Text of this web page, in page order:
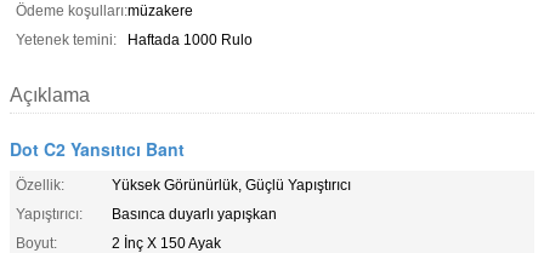
Ödeme koşulları:müzakere
Yetenek temini:
Haftada 1000 Rulo
Açıklama
Dot C2 Yansıtıcı Bant
Özellik:
Yüksek Görünürlük, Güçlü Yapıştırıcı
Yapıştırıcı:
Basınca duyarlı yapışkan
Boyut:
2 İnç X 150 Ayak